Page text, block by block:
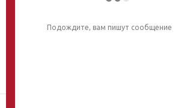
Подождите, вам пишут сообщение